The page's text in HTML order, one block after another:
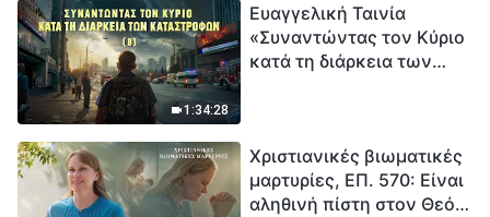
1:34:28
Ευαγγελική Ταινία
«Συναντώντας τον Κύριο
κατά τη διάρκεια των
εξαφάνισης». Οι
καταστροφές χτυπούν.
Ξεκινά η αντίστροφη
Χριστιανικές βιωματικές
μαρτυρίες, ΕΠ. 570: Είναι
αληθινή πίστη στον Θεό